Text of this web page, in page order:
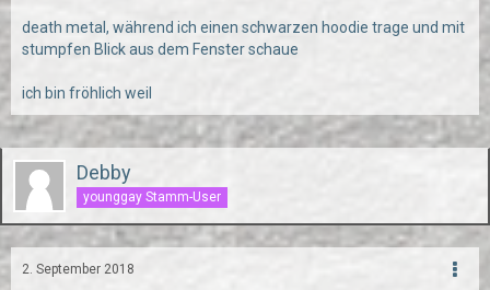
death metal, während ich einen schwarzen hoodie trage und mit
stumpfen Blick aus dem Fenster schaue
ich bin fröhlich weil
Debby
younggay Stamm-User
2. September 2018